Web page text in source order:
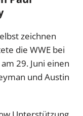
zeichnen
die WWE bei
29. Juni einen
und Austin